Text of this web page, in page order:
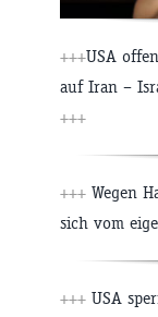
+++USA
auf Iran –
+++
+++ Wegen
sich vom
+++ USA